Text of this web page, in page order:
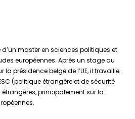
master en sciences politiques et
européennes. Après un stage au
la présidence belge de l’UE, il travaille
(politique étrangère et de sécurité
principalement sur la